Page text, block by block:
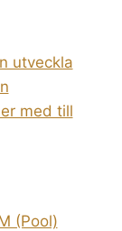
utveckla
med till
(Pool)